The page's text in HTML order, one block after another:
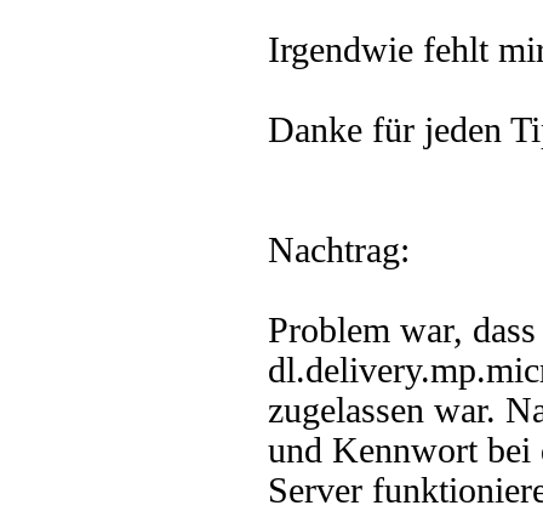
Irgendwie fehlt
Danke für jeden
Nachtrag:
Problem war,
zugelassen war.
und Kennwort bei
Server